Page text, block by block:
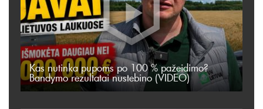
Kas nutinka pupoms po 100 % pažeidimo?
Bandymo rezultatai nustebino (VIDEO)